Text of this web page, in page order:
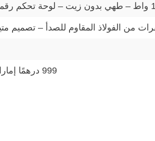
999 درهمًا إماراتيًا بدلاً من 1500 درهمًا إماراتيًا